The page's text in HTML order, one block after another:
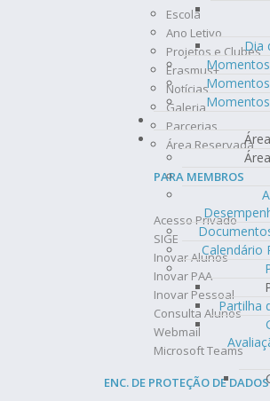
Dia
Calendário
Partilha
Escola
Ano Letivo
Projetos e Clubes
Erasmus+
Notícias
Galeria
Parcerias
Área Reservada
PARA MEMBROS
Acesso Privado
SIGE
Inovar Alunos
Inovar PAA
Inovar Pessoal
Consulta Alunos
Webmail
Microsoft Teams
ENC. DE PROTEÇÃO DE DADOS